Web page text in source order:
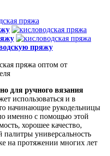
пряжу
для ручного вязания
использоваться и в
начинающие рукодельницы
именно с помощью этой
хорошее качество,
универсальность
на протяжении многих лет